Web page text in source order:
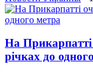
На Прикарпатті
річках до